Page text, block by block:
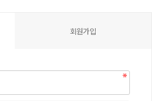
회원가입